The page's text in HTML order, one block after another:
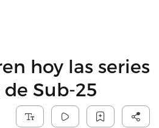
hoy las series
Sub-25